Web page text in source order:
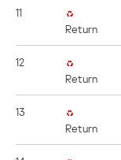
11
Return
12
Return
13
Return